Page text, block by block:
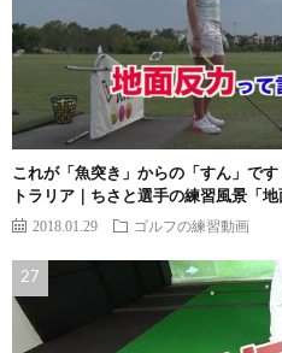
これが「魚突き」からの「すん」で
トラリア｜ちさと選手の練習風景「
2018.01.29 ゴルフの練習動画